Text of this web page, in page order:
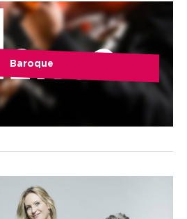
Baroque